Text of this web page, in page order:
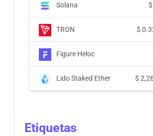
Solana $
TRON $
Figure Heloc
Lido Staked Ether $
Etiquetas